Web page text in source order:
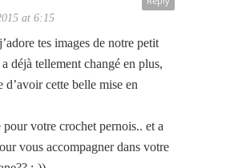
at 6:15
tes images de notre petit
déjà tellement changé en plus,
d’avoir cette belle mise en
votre crochet pernois.. et a
vous accompagner dans votre